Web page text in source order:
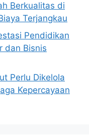
Berkualitas di
Terjangkau
Pendidikan
dan Bisnis
Perlu Dikelola
Kepercayaan